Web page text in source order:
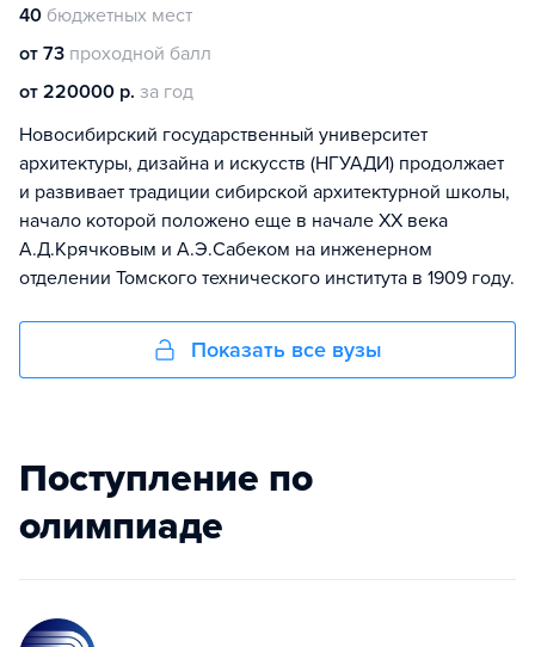
40 бюджетных мест
от 73 проходной балл
от 220000 р. за год
Новосибирский государственный университет
архитектуры, дизайна и искусств (НГУАДИ) продолжает
и развивает традиции сибирской архитектурной школы,
начало которой положено еще в начале XX века
А.Д.Крячковым и А.Э.Сабеком на инженерном
отделении Томского технического института в 1909 году.
Показать все вузы
Поступление по
олимпиаде